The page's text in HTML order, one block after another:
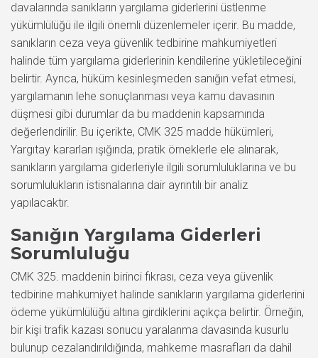
davalarında sanıkların yargılama giderlerini üstlenme
yükümlülüğü ile ilgili önemli düzenlemeler içerir. Bu madde,
sanıkların ceza veya güvenlik tedbirine mahkumiyetleri
halinde tüm yargılama giderlerinin kendilerine yükletileceğini
belirtir. Ayrıca, hüküm kesinleşmeden sanığın vefat etmesi,
yargılamanın lehe sonuçlanması veya kamu davasının
düşmesi gibi durumlar da bu maddenin kapsamında
değerlendirilir. Bu içerikte, CMK 325 madde hükümleri,
Yargıtay kararları ışığında, pratik örneklerle ele alınarak,
sanıkların yargılama giderleriyle ilgili sorumluluklarına ve bu
sorumlulukların istisnalarına dair ayrıntılı bir analiz
yapılacaktır.
Sanığın Yargılama Giderleri
Sorumluluğu
CMK 325. maddenin birinci fıkrası, ceza veya güvenlik
tedbirine mahkumiyet halinde sanıkların yargılama giderlerini
ödeme yükümlülüğü altına girdiklerini açıkça belirtir. Örneğin,
bir kişi trafik kazası sonucu yaralanma davasında kusurlu
bulunup cezalandırıldığında, mahkeme masrafları da dahil